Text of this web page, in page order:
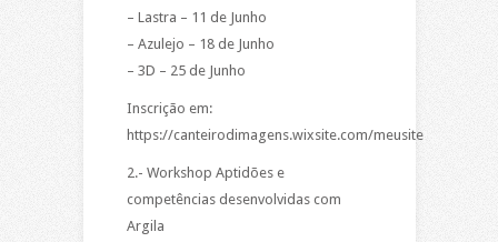
– Lastra – 11 de Junho
– Azulejo – 18 de Junho
– 3D – 25 de Junho
Inscrição em:
https://canteirodimagens.wixsite.com/meusite
2.- Workshop Aptidões e
competências desenvolvidas com
Argila